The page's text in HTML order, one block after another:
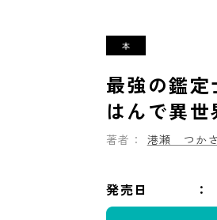
最強の鑑
はんで異世
著者： 港瀬 つかさ
発売日